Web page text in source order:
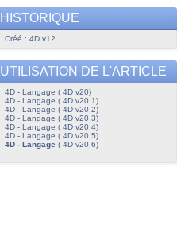
HISTORIQUE
Créé : 4D v12
UTILISATION DE L'ARTICLE
4D - Langage ( 4D v20)
4D - Langage ( 4D v20.1)
4D - Langage ( 4D v20.2)
4D - Langage ( 4D v20.3)
4D - Langage ( 4D v20.4)
4D - Langage ( 4D v20.5)
4D - Langage( 4D v20.6)